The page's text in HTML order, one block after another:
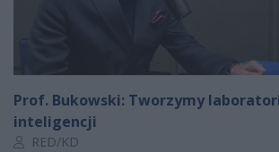
Prof. Bukowski: Tworzymy
inteligencji
Autor artykułu:
RED/KD